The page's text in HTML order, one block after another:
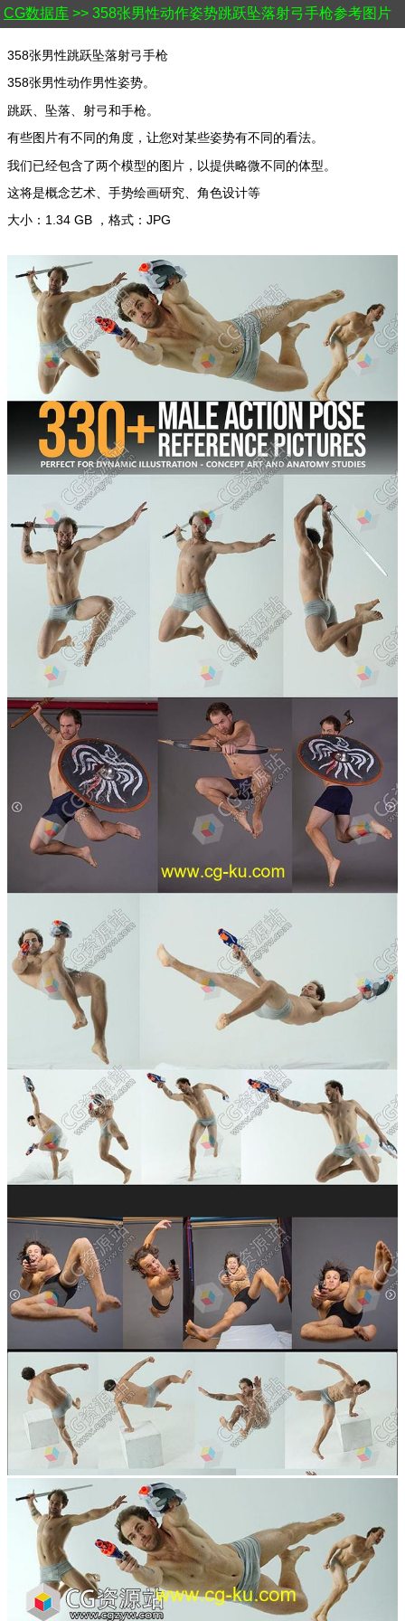
CG数据库 >> 358张男性动作姿势跳跃坠落射弓手枪参考图片
358张男性跳跃坠落射弓手枪
358张男性动作男性姿势。
跳跃、坠落、射弓和手枪。
有些图片有不同的角度，让您对某些姿势有不同的看法。
我们已经包含了两个模型的图片，以提供略微不同的体型。
这将是概念艺术、手势绘画研究、角色设计等
大小：1.34 GB ，格式：JPG